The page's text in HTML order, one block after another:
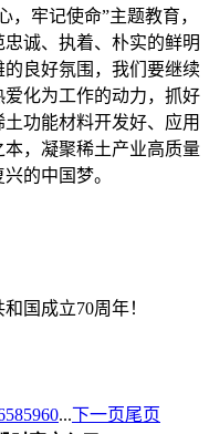
牢记使命”主题教育，
诚、执着、朴实的鲜明
良好氛围，我们要继续
化为工作的动力，抓好
功能材料开发好、应用
，凝聚稀土产业高质量
的中国梦。
国成立70周年！
585960...下一页尾页